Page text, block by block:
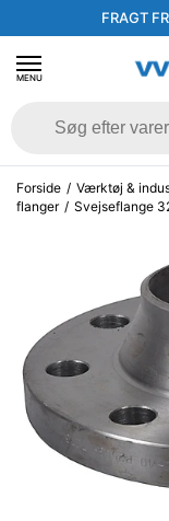
FRAGT
MENU
Forside / Værktøj &
flanger / Svejseflange